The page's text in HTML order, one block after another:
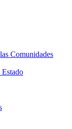
Comunidades